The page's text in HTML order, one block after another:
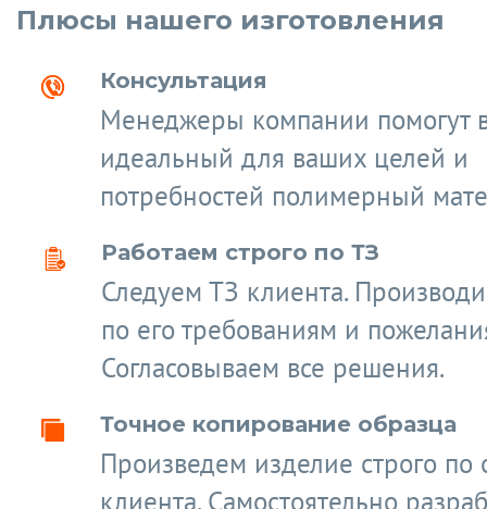
Плюсы нашего изготовления
Консультация
Менеджеры компании помогут
идеальный для ваших целей и
потребностей полимерный
Работаем строго по ТЗ
Следуем ТЗ клиента.
по его требованиям и
Согласовываем все решения.
Точное копирование образца
Произведем изделие строго по
клиента. Самостоятельно